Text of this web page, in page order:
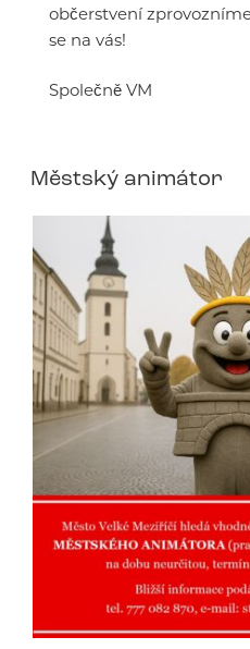
občerstvení
se na vás!
Společně VM
Městský animátor